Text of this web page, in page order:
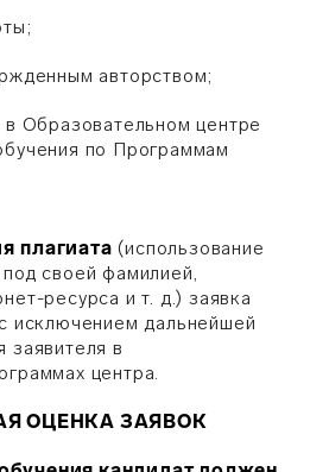
авторством;
Образовательном центре
по Программам
плагиата (использование
своей фамилией,
ресурса и т. д.) заявка
исключением дальнейшей
заявителя в
центра.
ОЦЕНКА ЗАЯВОК